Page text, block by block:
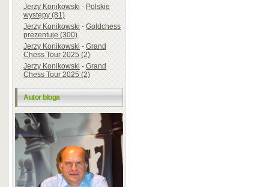
Jerzy Konikowski-Polskie
występy (81)
Jerzy Konikowski-Goldchess
prezentuje (300)
Jerzy Konikowski-Grand
Chess Tour 2025 (2)
Jerzy Konikowski-Grand
Chess Tour 2025 (2)
Autor bloga